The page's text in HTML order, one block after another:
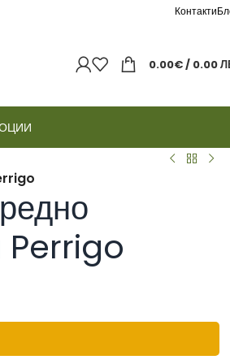
Контакти
0.00€/ 0.00
Perrigo